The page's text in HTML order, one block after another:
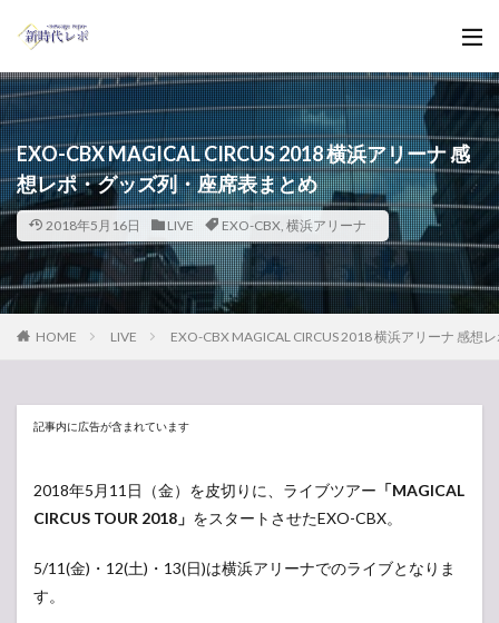
EXO-CBX MAGICAL CIRCUS 2018 横浜アリーナ 感
想レポ・グッズ列・座席表まとめ
2018年5月16日 LIVE EXO-CBX, 横浜アリーナ
HOME LIVE EXO-CBX MAGICAL CIRCUS 2018 横浜アリーナ 感想
記事内に広告が含まれています
2018年5月11日（金）を皮切りに、ライブツアー 「MAGICAL
CIRCUS TOUR 2018」 をスタートさせたEXO-CBX。
5/11(金)・12(土)・13(日)は横浜アリーナでのライブとなりま
す。